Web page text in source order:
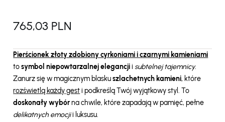
765,03 PLN
Pierścionek złoty zdobiony cyrkoniami i czarnymi kamieniami
tosymbol niepowtarzalnej elegancjiisubtelnej tajemnicy.
Zanurz się w magicznym blaskuszlachetnych kamieni, które
rozświetlą każdy gesti podkreślą Twój wyjątkowy styl. To
doskonały wybórna chwile, które zapadają w pamięć, pełne
delikatnych emocjii luksusu.